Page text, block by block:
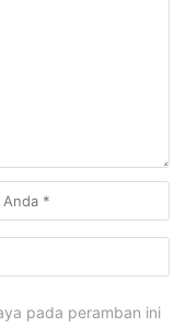
pada peramban ini